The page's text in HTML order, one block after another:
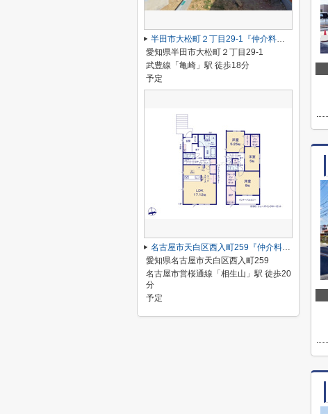
半田市大松町２丁目29-1『仲介料無料』新築戸建て
愛知県半田市大松町２丁目29-1
武豊線「亀崎」駅 徒歩18分
予定
名古屋市天白区西入町259『仲介料無料』新築戸建て
愛知県名古屋市天白区西入町259
名古屋市営桜通線「相生山」駅 徒歩20
分
予定